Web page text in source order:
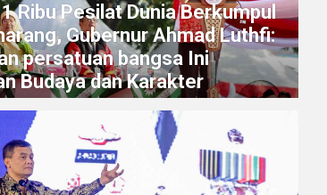
Ribu Pesilat Dunia Berkumpul
Gubernur Ahmad Luthfi:
persatuan bangsa Ini
Budaya dan Karakter